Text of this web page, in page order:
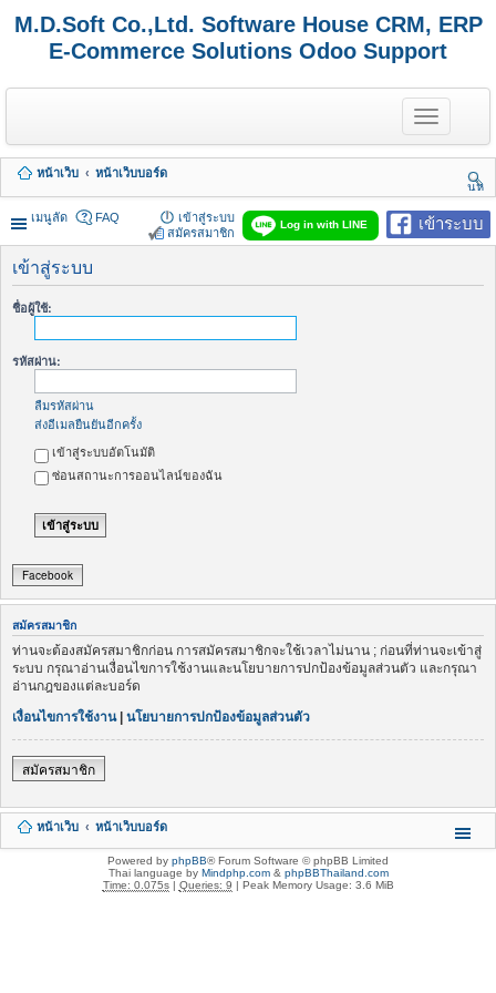
M.D.Soft Co.,Ltd. Software House CRM, ERP
E-Commerce Solutions Odoo Support
T
o
g
e
n
a
v
g
หน้าเว็บ
หน้าเว็บบอร์ด
นห
า
เมนูลัด
เข้าระบบ
Log in with LINE
FAQ
เข้าสู่ระบบ
สมัครสมาชิก
เข้าสู่ระบบ
ชื่อผู้ใช้:
รหัสผ่าน:
ลืมรหัสผ่าน
ส่งอีเมลยืนยันอีกครั้ง
เข้าสู่ระบบอัตโนมัติ
ซ่อนสถานะการออนไลน์ของฉัน
Facebook
สมัครสมาชิก
ท่านจะต้องสมัครสมาชิกก่อน การสมัครสมาชิกจะใช้เวลาไม่นาน ; ก่อนที่ท่านจะเข้าสู่
ระบบ กรุณาอ่านเงื่อนไขการใช้งานและนโยบายการปกป้องข้อมูลส่วนตัว และกรุณา
อ่านกฎของแต่ละบอร์ด
เงื่อนไขการใช้งาน| นโยบายการปกป้องข้อมูลส่วนตัว
สมัครสมาชิก
หน้าเว็บ หน้าเว็บบอร์ด
Powered by phpBB® Forum Software © phpBB Limited
Thai language by Mindphp.com& phpBBThailand.com
Time: 0.075s| Queries: 9 | Peak Memory Usage: 3.6 MiB